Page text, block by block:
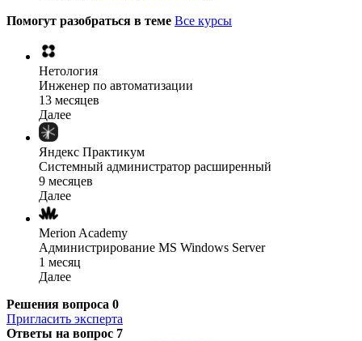
Помогут разобраться в теме Все курсы
Нетология
Инженер по автоматизации
13 месяцев
Далее
Яндекс Практикум
Системный администратор расширенный
9 месяцев
Далее
Merion Academy
Администрирование MS Windows Server
1 месяц
Далее
Решения вопроса 0
Пригласить эксперта
Ответы на вопрос 7